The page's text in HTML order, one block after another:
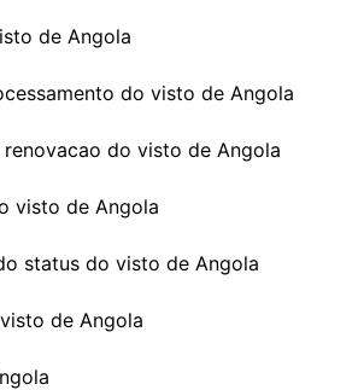
de Angola
do visto de Angola
renovacao do visto de Angola
visto de Angola
status do visto de Angola
de Angola